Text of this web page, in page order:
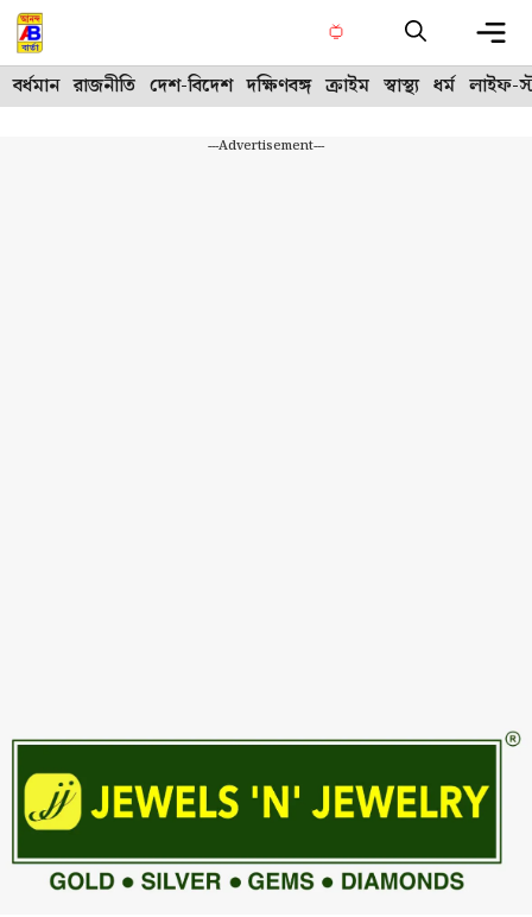
Skip
to
content
বর্ধমান রাজনীতি দেশ-বিদেশ দক্ষিণবঙ্গ ক্রাইম স্বাস্থ্য ধর্ম লাইফ-
---Advertisement---